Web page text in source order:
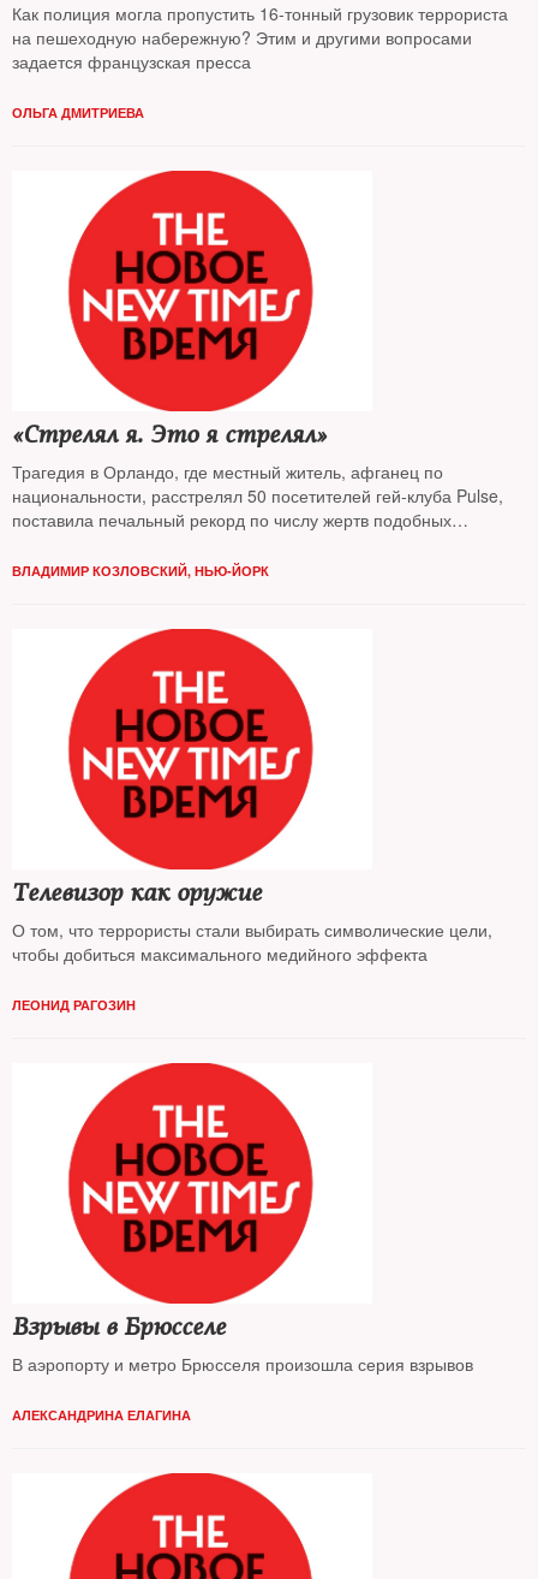
Как полиция могла пропустить 16-тонный грузовик террориста
на пешеходную набережную? Этим и другими вопросами
задается французская пресса
ОЛЬГА ДМИТРИЕВА
«Стрелял я. Это я стрелял»
Трагедия в Орландо, где местный житель, афганец по
национальности, расстрелял 50 посетителей гей-клуба Pulse,
поставила печальный рекорд по числу жертв подобных
новыми подробностями
ВЛАДИМИР КОЗЛОВСКИЙ, НЬЮ-ЙОРК
Телевизор как оружие
О том, что террористы стали выбирать символические цели,
чтобы добиться максимального медийного эффекта
ЛЕОНИД РАГОЗИН
Взрывы в Брюсселе
В аэропорту и метро Брюсселя произошла серия взрывов
АЛЕКСАНДРИНА ЕЛАГИНА